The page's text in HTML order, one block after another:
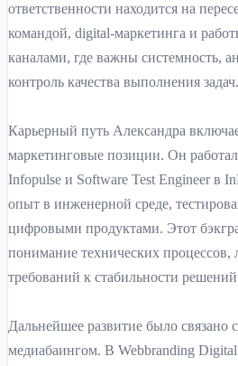
ответственности находится на
командой, digital-маркетинга и
каналами, где важны системность,
контроль качества выполнения задач.
Карьерный путь Александра
маркетинговые позиции. Он
Infopulse и Software Test Engineer в
опыт в инженерной среде,
цифровыми продуктами. Этот
понимание технических процессов,
требований к стабильности
Дальнейшее развитие было связано
медиабаингом. В Webbranding